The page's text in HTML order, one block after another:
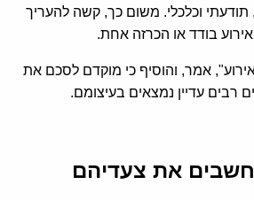
תודעתי וכלכלי. משום כך, קשה להעריך
בודד או הכרזה אחת.
אמר, והוסיף כי מוקדם לסכם את
רבים עדיין נמצאים בעיצומם.
את צעדיהם